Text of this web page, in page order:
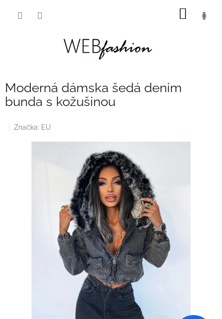
Moderná dámska šedá denim
bunda s kožušinou
Značka: EU